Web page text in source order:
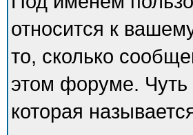
относится к
то, сколько
этом форуме. Чуть
которая